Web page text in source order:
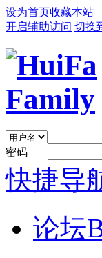
设为首页收藏本站
开启辅助访问 切换
密码
快捷导
论坛